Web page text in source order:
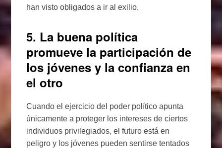
han visto obligados a ir al exilio.
5. La buena política
promueve la participación de
los jóvenes y la confianza en
el otro
Cuando el ejercicio del poder político apunta
únicamente a proteger los intereses de ciertos
individuos privilegiados, el futuro está en
peligro y los jóvenes pueden sentirse tentados